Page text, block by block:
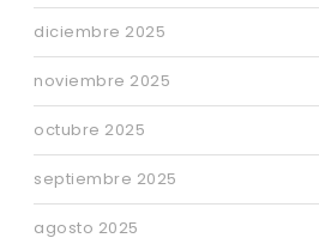
diciembre 2025
noviembre 2025
octubre 2025
septiembre 2025
agosto 2025